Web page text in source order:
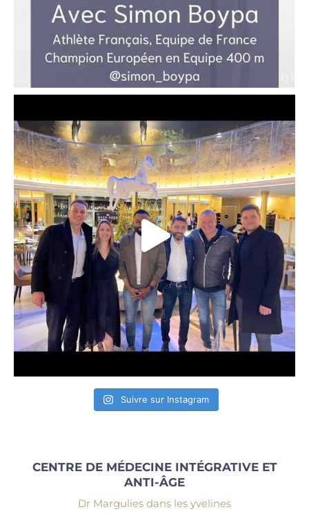
Suivre sur Instagram
CENTRE DE MÉDECINE INTÉGRATIVE ET
ANTI-ÂGE
Dr Margulies dans les yvelines